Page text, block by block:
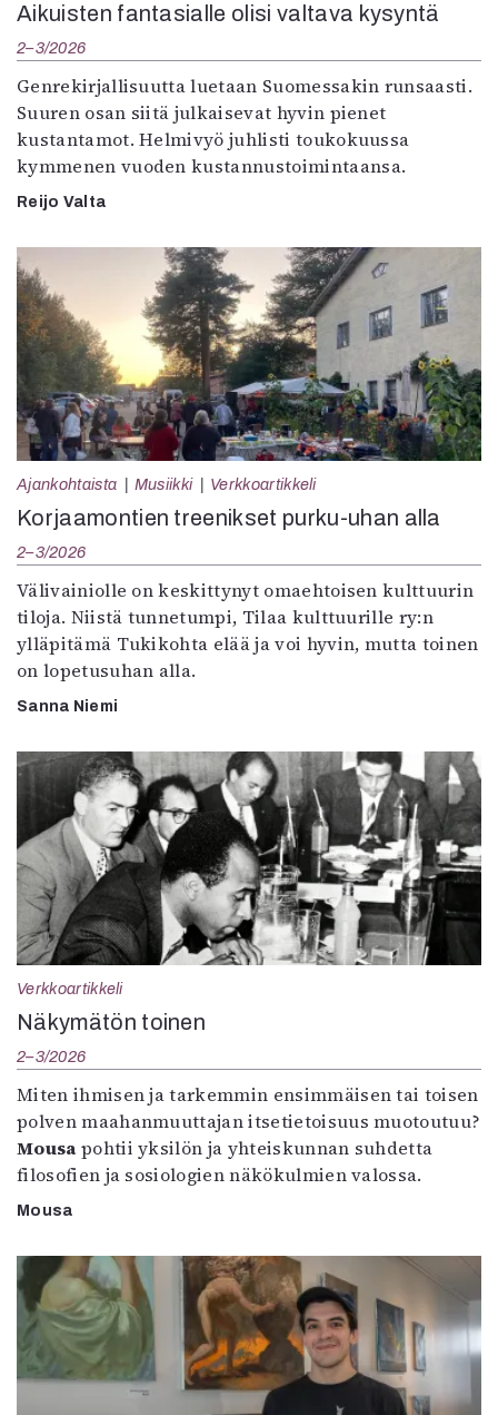
Aikuisten fantasialle olisi valtava kysyntä
2–3/2026
Genrekirjallisuutta luetaan Suomessakin runsaasti.
Suuren osan siitä julkaisevat hyvin pienet
kustantamot. Helmivyö juhlisti toukokuussa
kymmenen vuoden kustannustoimintaansa.
Reijo Valta
Ajankohtaista Musiikki Verkkoartikkeli
Korjaamontien treenikset purku-uhan alla
2–3/2026
Välivainiolle on keskittynyt omaehtoisen kulttuurin
tiloja. Niistä tunnetumpi, Tilaa kulttuurille ry:n
ylläpitämä Tukikohta elää ja voi hyvin, mutta toinen
on lopetusuhan alla.
Sanna Niemi
Verkkoartikkeli
Näkymätön toinen
2–3/2026
Miten ihmisen ja tarkemmin ensimmäisen tai toisen
polven maahanmuuttajan itsetietoisuus muotoutuu?
Mousa pohtii yksilön ja yhteiskunnan suhdetta
filosofien ja sosiologien näkökulmien valossa.
Mousa